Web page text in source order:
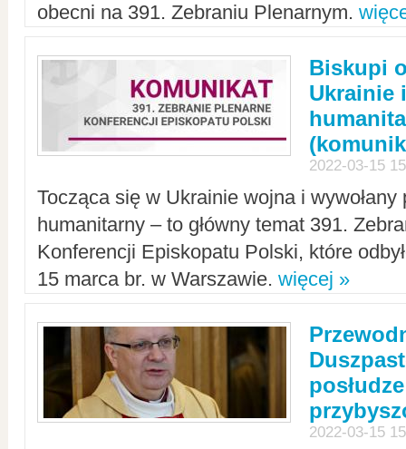
obecni na 391. Zebraniu Plenarnym.
Biskupi
Ukrainie
2022-03-15
Tocząca się w Ukrainie wojna i
humanitarny – to główny temat 391.
Konferencji Episkopatu Polski, które
15 marca br. w Warszawie. więcej »
2022-03-15